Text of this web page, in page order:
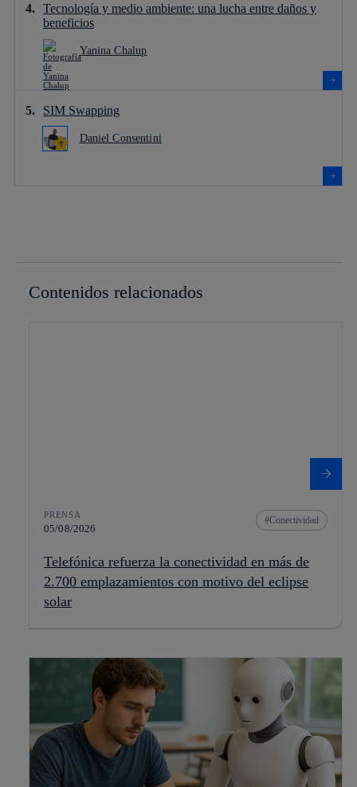
Tecnología y medio ambiente: una lucha entre daños y
beneficios
Yanina Chalup
SIM Swapping
Daniel Consentini
Contenidos relacionados
PRENSA
05/08/2026
Conectividad
Telefónica refuerza la conectividad en más de
2.700 emplazamientos con motivo del eclipse
solar